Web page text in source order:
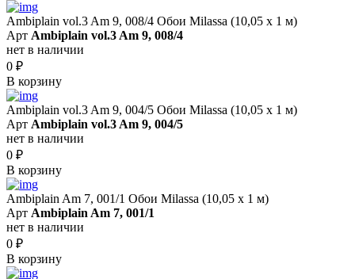
Ambiplain vol.3 Am 9, 008/4 Обои Milassa (10,05 х 1 м)
Арт Ambiplain vol.3 Am 9, 008/4
нет в наличии
0 ₽
В корзину
Ambiplain vol.3 Am 9, 004/5 Обои Milassa (10,05 х 1 м)
Арт Ambiplain vol.3 Am 9, 004/5
нет в наличии
0 ₽
В корзину
Ambiplain Am 7, 001/1 Обои Milassa (10,05 х 1 м)
Арт Ambiplain Am 7, 001/1
нет в наличии
0 ₽
В корзину